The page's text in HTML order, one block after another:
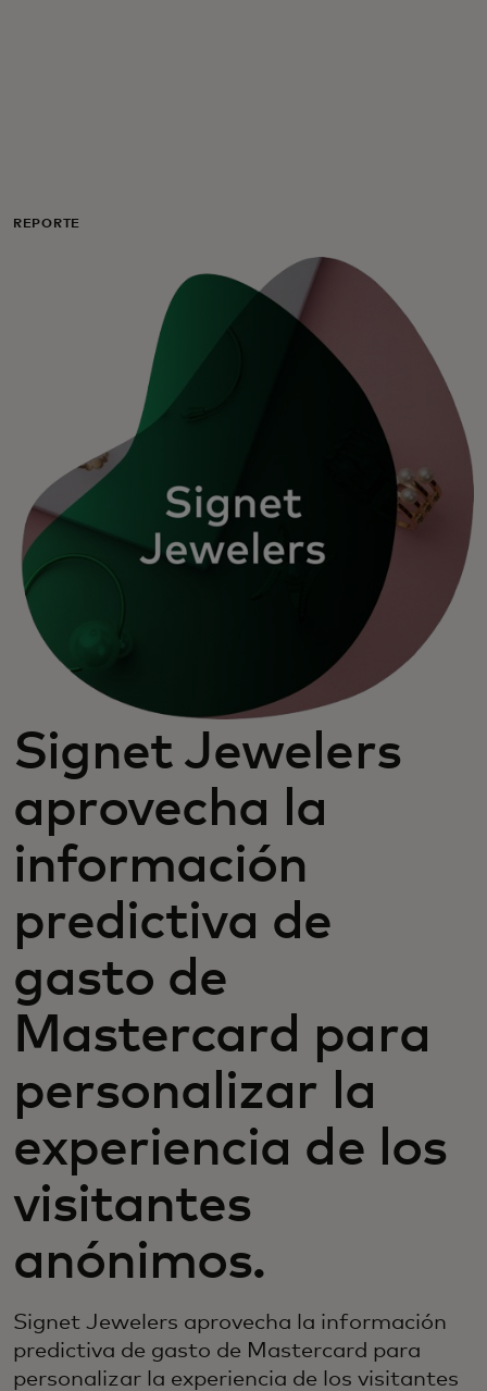
Noticias y tendencias
REPORTE
Signet Jewelers
aprovecha la
información
predictiva de
gasto de
Mastercard para
personalizar la
experiencia de los
visitantes
anónimos.
Signet Jewelers aprovecha la información
predictiva de gasto de Mastercard para
personalizar la experiencia de los visitantes